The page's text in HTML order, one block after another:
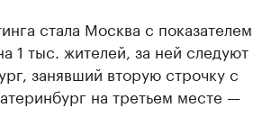
стала Москва с показателем
1 тыс. жителей, за ней следуют
занявший вторую строчку с
на третьем месте —